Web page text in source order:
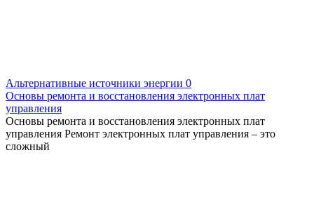
Альтернативные источники энергии 0
Основы ремонта и восстановления электронных плат
управления
Основы ремонта и восстановления электронных плат
управления Ремонт электронных плат управления – это
сложный